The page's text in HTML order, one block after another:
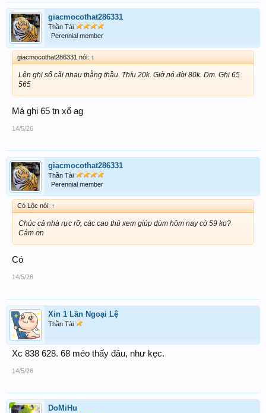
giacmocothat286331
Thần Tài
Perennial member
giacmocothat286331 nói: ↑
Lên ghi số cãi nhau thằng thầu. Thíu 20k. Giờ nó đòi 80k. Dm. Ghi 65
565
Má ghi 65 tn xổ ag
14/5/26
giacmocothat286331
Thần Tài
Perennial member
Có Lộc nói: ↑
Chúc cả nhà rực rỡ, các cao thủ xem giúp dùm hôm nay có 59 ko?
Cám ơn
Có
14/5/26
Xin 1 Lần Ngoại Lệ
Thần Tài
Xc 838 628. 68 méo thấy đâu, như kẹc.
14/5/26
DoMiHu